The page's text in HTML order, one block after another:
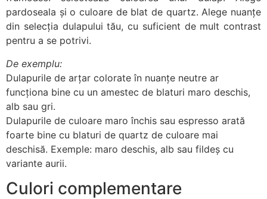
pardoseala și o culoare de blat de quartz. Alege nuanțe
din selecția dulapului tău, cu suficient de mult contrast
pentru a se potrivi.
De exemplu:
Dulapurile de arțar colorate în nuanțe neutre ar
funcționa bine cu un amestec de blaturi maro deschis,
alb sau gri.
Dulapurile de culoare maro închis sau espresso arată
foarte bine cu blaturi de quartz de culoare mai
deschisă. Exemple: maro deschis, alb sau fildeș cu
variante aurii.
Culori complementare